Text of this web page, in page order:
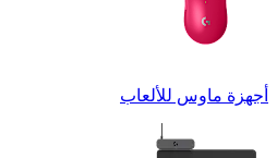
أجهزة ماوس للألعاب